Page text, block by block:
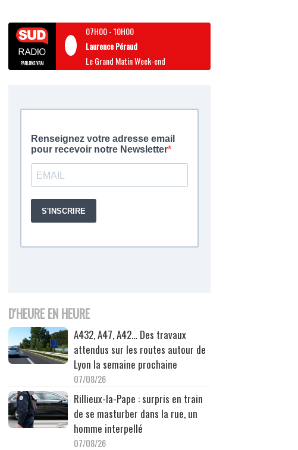
07H00-10H00
Laurence Péraud
Le Grand Matin Week-end
D'HEURE EN HEURE
A432, A47, A42… Des travaux
attendus sur les routes autour de
Lyon la semaine prochaine
07/08/26
Rillieux-la-Pape : surpris en train
de se masturber dans la rue, un
homme interpellé
07/08/26